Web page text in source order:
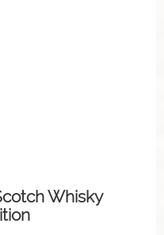
Whisky